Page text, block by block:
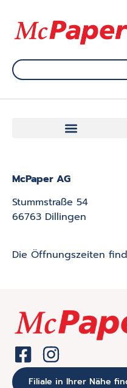
McPaper AG
Stummstraße 54
66763 Dillingen
Die Öffnungszeiten
Filiale in Ihrer Nähe